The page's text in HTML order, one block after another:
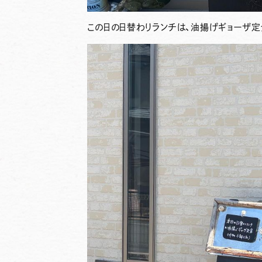
この日の日替わりランチは、油揚げギョーザ